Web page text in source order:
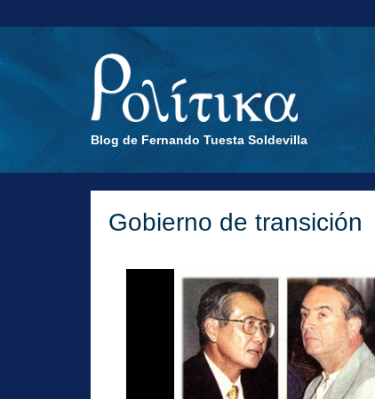
Blog de Fernando Tuesta Soldevilla
Gobierno de transición